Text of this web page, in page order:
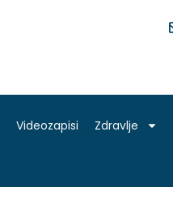
Videozapisi Zdravlje